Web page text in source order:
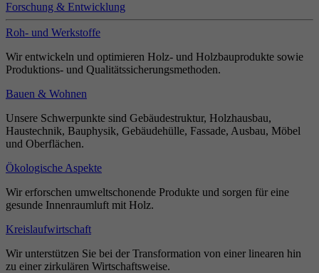
Forschung & Entwicklung
Roh- und Werkstoffe
Wir entwickeln und optimieren Holz- und Holzbauprodukte sowie
Produktions- und Qualitätssicherungsmethoden.
Bauen & Wohnen
Unsere Schwerpunkte sind Gebäudestruktur, Holzhausbau,
Haustechnik, Bauphysik, Gebäudehülle, Fassade, Ausbau, Möbel
und Oberflächen.
Ökologische Aspekte
Wir erforschen umweltschonende Produkte und sorgen für eine
gesunde Innenraumluft mit Holz.
Kreislaufwirtschaft
Wir unterstützen Sie bei der Transformation von einer linearen hin
zu einer zirkulären Wirtschaftsweise.